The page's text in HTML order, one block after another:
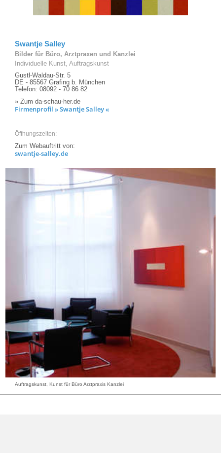
Swantje Salley
Bilder für Büro, Arztpraxen und Kanzlei
Individuelle Kunst, Auftragskunst
Gustl-Waldau-Str. 5
DE - 85567 Grafing b. München
Telefon: 08092 - 70 86 82
» Zum da-schau-her.de
Firmenprofil » Swantje Salley «
Öffnungszeiten:
Zum Webauftritt von:
swantje-salley.de
Auftragskunst, Kunst für Büro Arztpraxis Kanzlei